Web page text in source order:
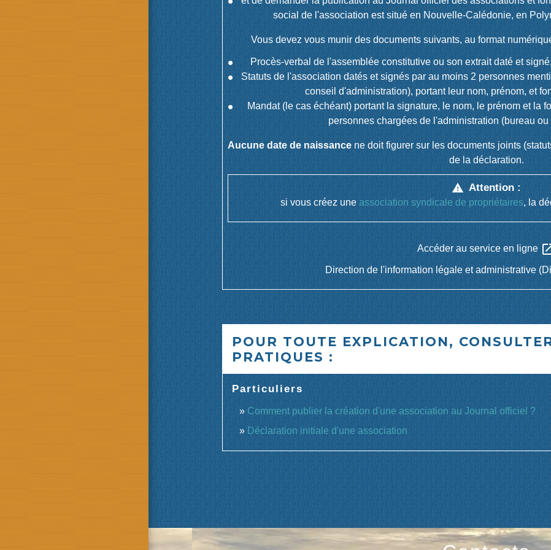
social de l'association est situé en Nouvelle-Calédonie, en
Vous devez vous munir des documents suivants, au format
Procès-verbal de l'assemblée constitutive ou son extrait daté et
Statuts de l'association datés et signés par au moins 2 personnes
conseil d'administration), portant leur nom, prénom, et
Mandat (le cas échéant) portant la signature, le nom, le prénom et la
personnes chargées de l'administration (bureau
Aucune date de naissancene doit figurer sur les documents joints
de la déclaration.
warning Attention :
si vous créez uneassociation syndicale de propriétaires, la
Accéder au service en ligne
Direction de l'information légale et administrative
POUR TOUTE EXPLICATION,
PRATIQUES :
Particuliers
Comment publier la création d'une association au Journal officiel ?
Déclaration initiale d'une association